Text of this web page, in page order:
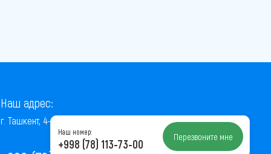
Наш адрес:
г. Ташкент, 4-й проезд Ниёзбек Йули, 7
Наш номер:
+998 (78) 113-73-00 Перезвоните мне